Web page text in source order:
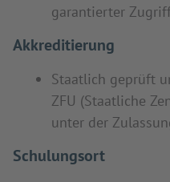
garantierter
Akkreditierung
Staatlich geprüft
ZFU (Staatliche
unter der
Schulungsort